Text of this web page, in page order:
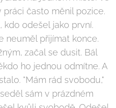
práci často měnil pozice.
kdo odešel jako první.
neuměl přijímat konce.
začal se dusit. Bál
ho jednou odmítne. A
"Mám rád svobodu,"
sám v prázdném